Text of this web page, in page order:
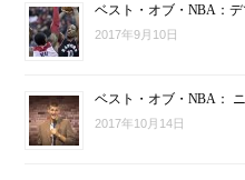
ベスト・オブ・NBA：
2017年9月10日
ベスト・オブ・NBA：
2017年10月14日